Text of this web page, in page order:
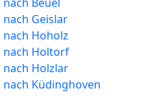
Geislar
Hoholz
nach Holtorf
Holzlar
Küdinghoven